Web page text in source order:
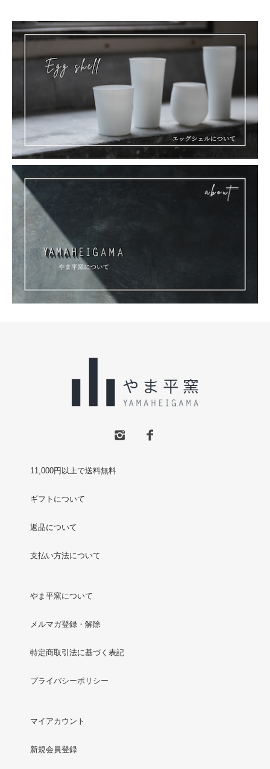
11,000円以上で送料無料
ギフトについて
返品について
支払い方法について
やま平窯について
メルマガ登録・解除
特定商取引法に基づく表記
プライバシーポリシー
マイアカウント
新規会員登録